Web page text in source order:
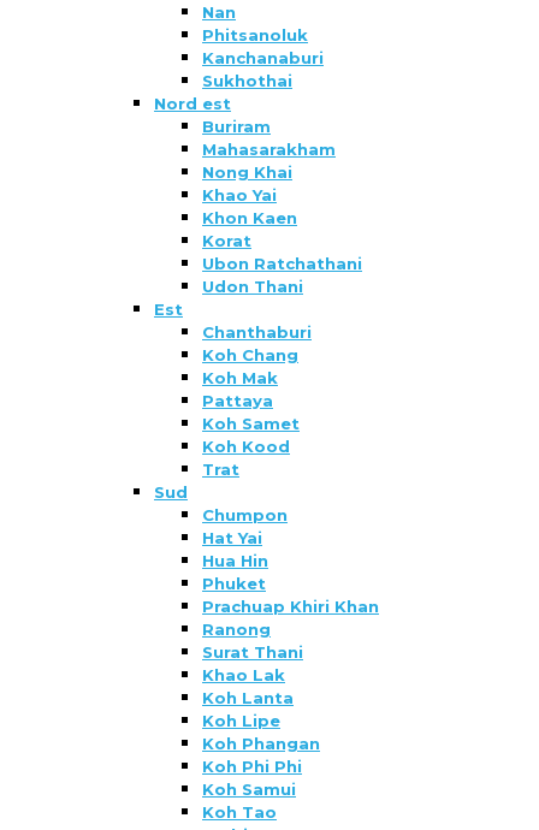
Nan
Phitsanoluk
Kanchanaburi
Sukhothai
Nord est
Buriram
Mahasarakham
Nong Khai
Khao Yai
Khon Kaen
Korat
Ubon Ratchathani
Udon Thani
Est
Chanthaburi
Koh Chang
Koh Mak
Pattaya
Koh Samet
Koh Kood
Trat
Sud
Chumpon
Hat Yai
Hua Hin
Phuket
Prachuap Khiri Khan
Ranong
Surat Thani
Khao Lak
Koh Lanta
Koh Lipe
Koh Phangan
Koh Phi Phi
Koh Samui
Koh Tao